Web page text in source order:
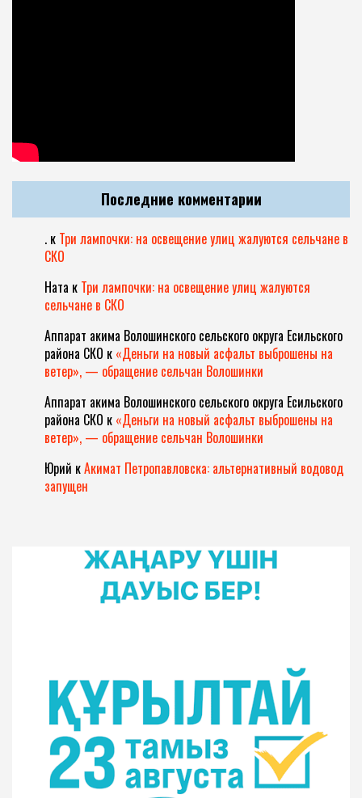
Последние комментарии
. к Три лампочки: на освещение улиц жалуются сельчане в
СКО
Ната к Три лампочки: на освещение улиц жалуются
сельчане в СКО
Аппарат акима Волошинского сельского округа Есильского
района СКО к «Деньги на новый асфальт выброшены на
ветер», — обращение сельчан Волошинки
Аппарат акима Волошинского сельского округа Есильского
района СКО к «Деньги на новый асфальт выброшены на
ветер», — обращение сельчан Волошинки
Юрий кАкимат Петропавловска: альтернативный водовод
запущен